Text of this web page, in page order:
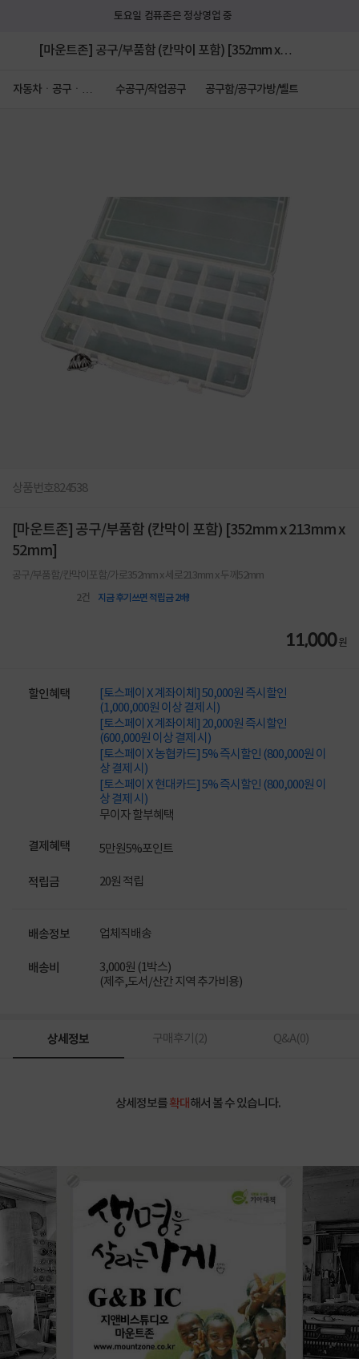
토요일 컴퓨존은 정상영업 중
[마운트존] 공구/부품함 (칸막이 포함) [352mm x
자동차ㆍ공구ㆍ안
수공구/작업공구 공구함/공구가방/벨트
상품번호824538
[마운트존] 공구/부품함 (칸막이 포함) [352mm x 213mm x
52mm]
공구/부품함/칸막이포함/가로352mm x 세로213mm x 두께52mm
2건 지금 후기쓰면 적립금 2배!
11,000원
할인혜택
[토스페이 X 계좌이체] 50,000원 즉시할인
(1,000,000원 이상 결제 시)
[토스페이 X 계좌이체] 20,000원 즉시할인
(600,000원 이상 결제 시)
[토스페이 X 농협카드] 5% 즉시할인 (800,000원 이
상 결제 시)
[토스페이 X 현대카드] 5% 즉시할인 (800,000원 이
상 결제 시)
무이자 할부혜택
결제혜택 5만원5%포인트
적립금 20원 적립
배송정보 업체직배송
배송비
3,000원 (1박스)
(제주,도서/산간 지역 추가비용)
상세정보 구매후기(2) Q&A(0)
상세정보를확대해서 볼 수 있습니다.